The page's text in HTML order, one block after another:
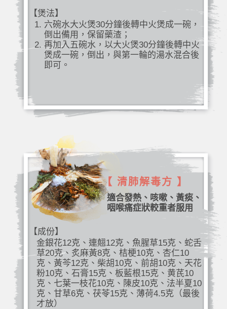
【煲法】
六碗水大火煲30分鐘後轉中火煲成一碗，
倒出備用，保留藥渣；
再加入五碗水，以大火煲30分鐘後轉中火
煲成一碗，倒出，與第一輪的湯水混合後
即可。
【 清肺解毒方 】
適合發熱、咳嗽、黃痰、
咽喉痛症狀較重者服用
【成份】
金銀花12克、連翹12克、魚腥草15克、蛇舌
草20克、炙麻黃8克、桔梗10克、杏仁10
克、黃芩12克、柴胡10克、前胡10克、天花
粉10克、石膏15克、板藍根15克、黄芪10
克、七葉一枝花10克、陳皮10克、法半夏10
克、甘草6克、茯苓15克、薄荷4.5克（最後
才放）